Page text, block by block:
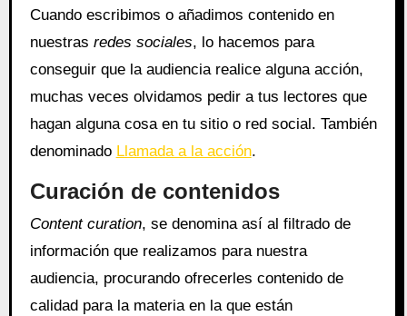
Cuando escribimos o añadimos contenido en
nuestras redes sociales, lo hacemos para
conseguir que la audiencia realice alguna acción,
muchas veces olvidamos pedir a tus lectores que
hagan alguna cosa en tu sitio o red social. También
denominado Llamada a la acción.
Curación de contenidos
Content curation, se denomina así al filtrado de
información que realizamos para nuestra
audiencia, procurando ofrecerles contenido de
calidad para la materia en la que están